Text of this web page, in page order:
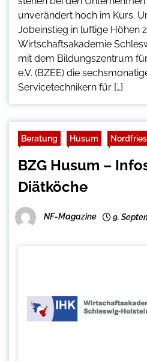
unverändert hoch im Kurs.
Jobeinstieg in luftige Höhen
Wirtschaftsakademie
mit dem Bildungszentrum
e.V. (BZEE) die
Servicetechnikern für […]
Beratung Husum
BZG Husum –
Diätköche
NF-Magazine 9.